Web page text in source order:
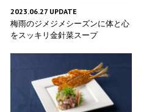
2023.06.27 UPDATE
梅雨のジメジメシーズンに体と心
をスッキリ金針菜スープ